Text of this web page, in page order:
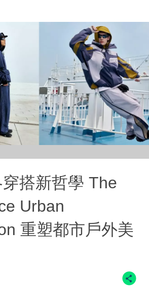
搭新哲學 The
Urban
重塑都市戶外美